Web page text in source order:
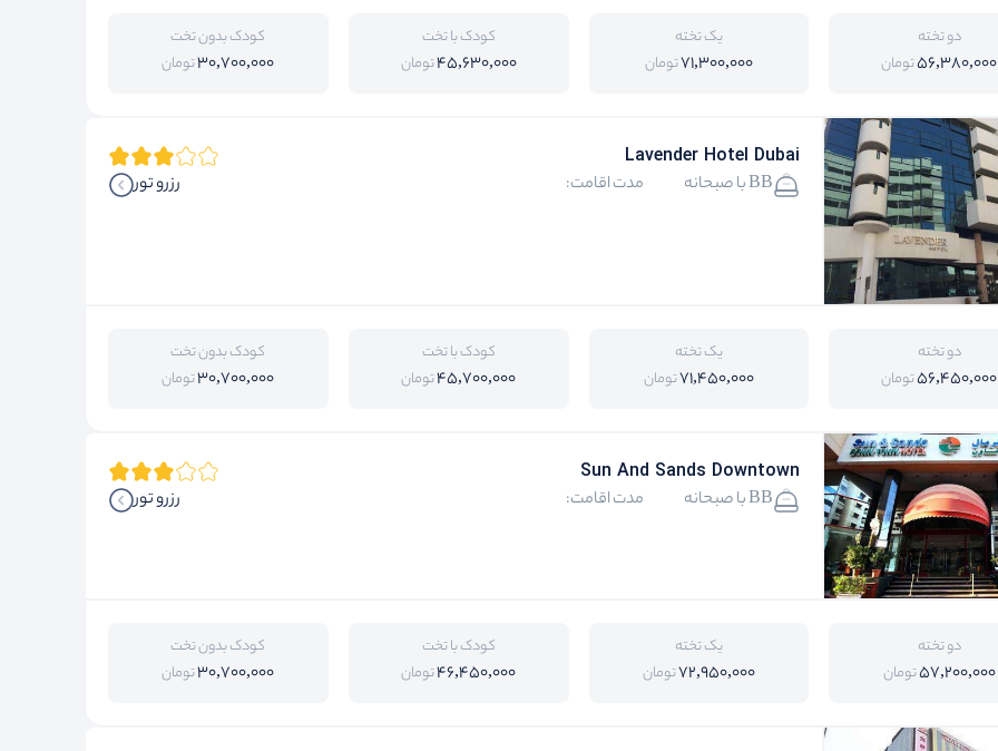
دو تخته
56,380,000تومان
یک تخته
71,300,000تومان
کودک با تخت
45,630,000تومان
کودک بدون تخت
30,700,000تومان
Lavender Hotel Dubai
BB با صبحانه مدت اقامت: رزرو تور
دو تخته
56,450,000تومان
یک تخته
71,450,000تومان
کودک با تخت
45,700,000تومان
کودک بدون تخت
30,700,000تومان
Sun And Sands Downtown
BB با صبحانه مدت اقامت: رزرو تور
دو تخته
57,200,000تومان
یک تخته
72,950,000تومان
کودک با تخت
46,450,000تومان
کودک بدون تخت
30,700,000تومان